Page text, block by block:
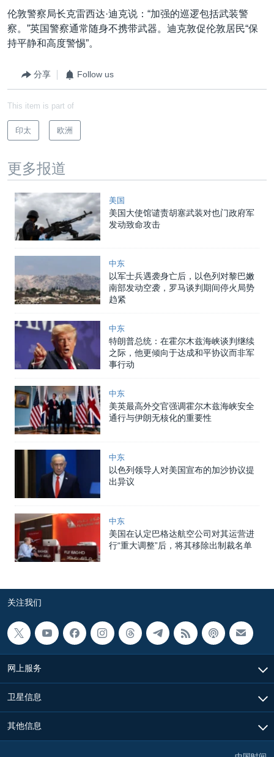
伦敦警察局长克雷西达·迪克说：“加强的巡逻包括武装警
察。”英国警察通常随身不携带武器。迪克敦促伦敦居民“保
持平静和高度警惕”。
分享 Follow us
This item is part of
印太 欧洲
更多报道
美国
美国大使馆谴责胡塞武装对也门政府军
发动致命攻击
中东
以军士兵遇袭身亡后，以色列对黎巴嫩
南部发动空袭，罗马谈判期间停火局势
趋紧
中东
特朗普总统：在霍尔木兹海峡谈判继续
之际，他更倾向于达成和平协议而非军
事行动
中东
美英最高外交官强调霍尔木兹海峡安全
通行与伊朗无核化的重要性
中东
以色列领导人对美国宣布的加沙协议提
出异议
中东
美国在认定巴格达航空公司对其运营进
行“重大调整”后，将其移除出制裁名单
关注我们
网上服务
卫星信息
其他信息